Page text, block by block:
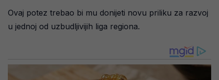
Ovaj potez trebao bi mu donijeti novu priliku za razvoj
u jednoj od uzbudljivijih liga regiona.